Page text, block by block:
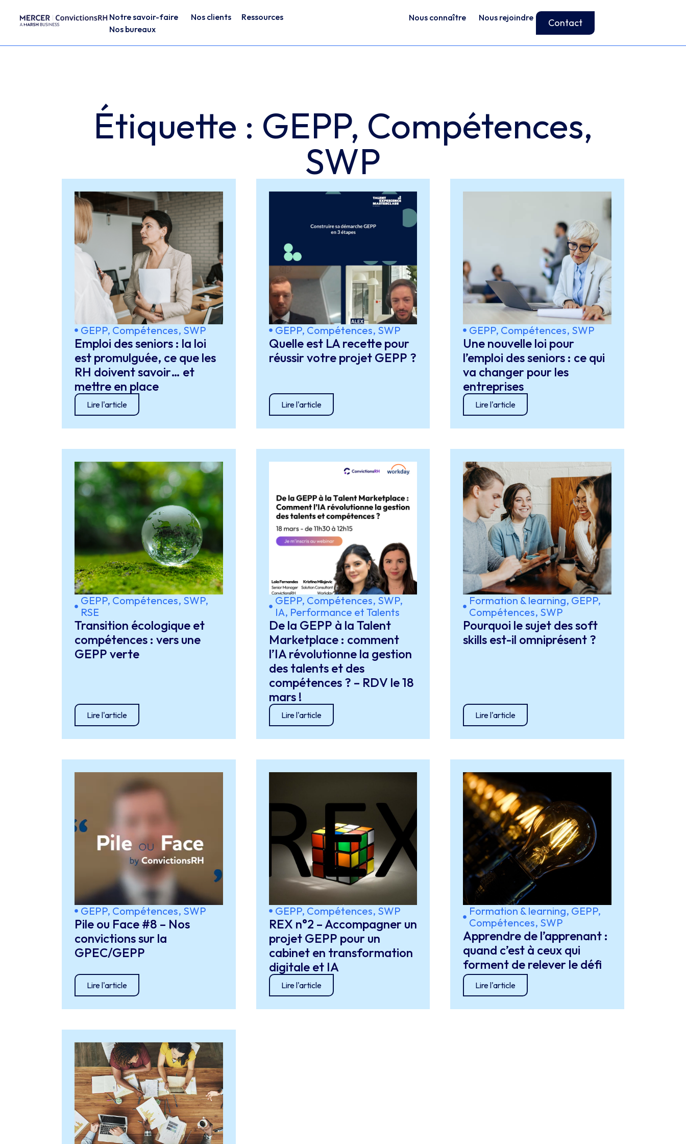
Notre savoir-faire Nos clients
Ressources
Nos bureaux
Nous connaître Nous rejoindre Contact
Étiquette : GEPP, Compétences,
SWP
GEPP, Compétences, SWP
Emploi des seniors : la loi
est promulguée, ce que les
RH doivent savoir… et
mettre en place
Lire l'article
GEPP, Compétences, SWP
Quelle est LA recette pour
réussir votre projet GEPP ?
Lire l'article
GEPP, Compétences, SWP
Une nouvelle loi pour
l’emploi des seniors : ce qui
va changer pour les
entreprises
Lire l'article
GEPP, Compétences, SWP,
RSE
Transition écologique et
compétences : vers une
GEPP verte
Lire l'article
GEPP, Compétences, SWP,
IA, Performance et Talents
De la GEPP à la Talent
Marketplace : comment
l’IA révolutionne la gestion
des talents et des
compétences ? – RDV le 18
mars !
Lire l'article
Formation & learning, GEPP,
Compétences, SWP
Pourquoi le sujet des soft
skills est-il omniprésent ?
Lire l'article
GEPP, Compétences, SWP
Pile ou Face #8 – Nos
convictions sur la
GPEC/GEPP
Lire l'article
GEPP, Compétences, SWP
REX n°2 – Accompagner un
projet GEPP pour un
cabinet en transformation
digitale et IA
Lire l'article
Formation & learning, GEPP,
Compétences, SWP
Apprendre de l’apprenant :
quand c’est à ceux qui
forment de relever le défi
Lire l'article